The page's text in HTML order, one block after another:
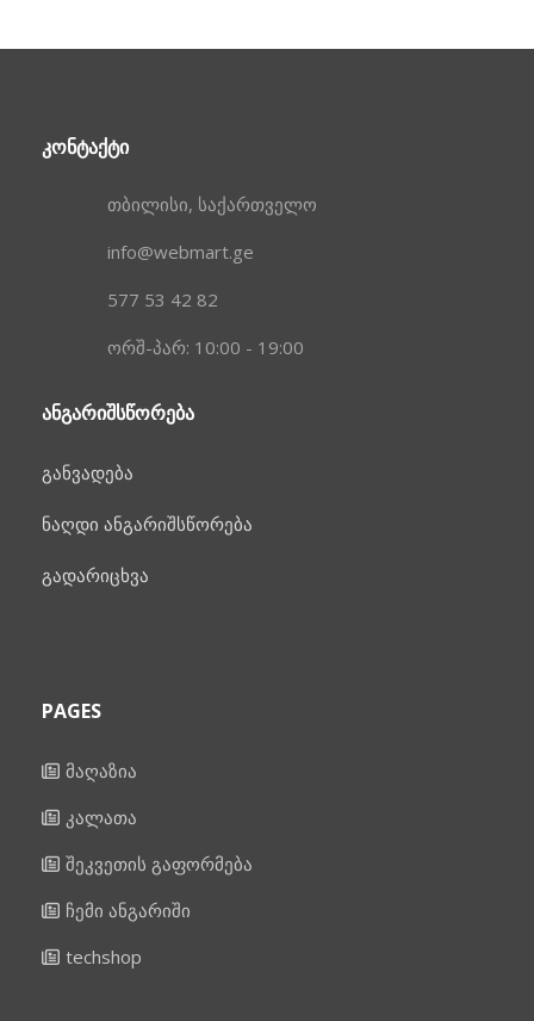
ᲙᲝᲜᲢᲐᲥᲢᲘ
თბილისი, საქართველო
info@webmart.ge
577 53 42 82
ორშ-პარ: 10:00 - 19:00
ᲐᲜᲒᲐᲠᲘᲨᲡᲬᲝᲠᲔᲑᲐ
განვადება
ნაღდი ანგარიშსწორება
გადარიცხვა
PAGES
მაღაზია
კალათა
შეკვეთის გაფორმება
ჩემი ანგარიში
techshop